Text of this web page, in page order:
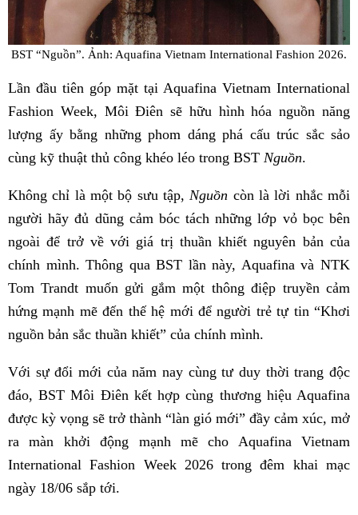
BST “Nguồn”. Ảnh: Aquafina Vietnam International Fashion 2026.
Lần đầu tiên góp mặt tại Aquafina Vietnam International
Fashion Week, Môi Điên sẽ hữu hình hóa nguồn năng
lượng ấy bằng những phom dáng phá cấu trúc sắc sảo
cùng kỹ thuật thủ công khéo léo trong BST Nguồn.
Không chỉ là một bộ sưu tập, Nguồn còn là lời nhắc mỗi
người hãy đủ dũng cảm bóc tách những lớp vỏ bọc bên
ngoài để trở về với giá trị thuần khiết nguyên bản của
chính mình. Thông qua BST lần này, Aquafina và NTK
Tom Trandt muốn gửi gắm một thông điệp truyền cảm
hứng mạnh mẽ đến thế hệ mới để người trẻ tự tin “Khơi
nguồn bản sắc thuần khiết” của chính mình.
Với sự đổi mới của năm nay cùng tư duy thời trang độc
đáo, BST Môi Điên kết hợp cùng thương hiệu Aquafina
được kỳ vọng sẽ trở thành “làn gió mới” đầy cảm xúc, mở
ra màn khởi động mạnh mẽ cho Aquafina Vietnam
International Fashion Week 2026 trong đêm khai mạc
ngày 18/06 sắp tới.